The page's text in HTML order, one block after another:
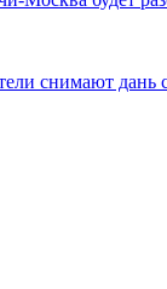
снимают